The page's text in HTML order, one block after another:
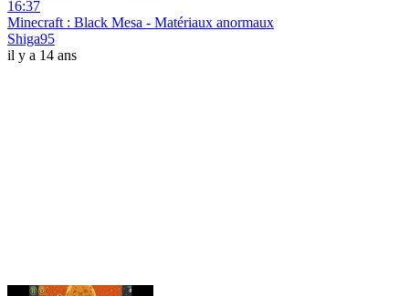
16:37
Minecraft : Black Mesa - Matériaux anormaux
Shiga95
il y a 14 ans